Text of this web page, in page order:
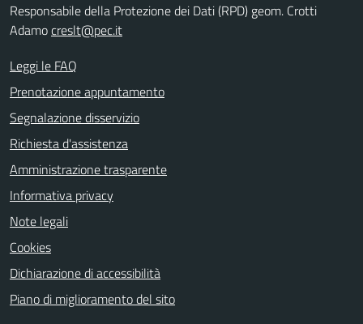
Responsabile della Protezione dei Dati (RPD) geom. Crotti
Adamocreslt@pec.it
Leggi le FAQ
Prenotazione appuntamento
Segnalazione disservizio
Richiesta d'assistenza
Amministrazione trasparente
Informativa privacy
Note legali
Cookies
Dichiarazione di accessibilità
Piano di miglioramento del sito